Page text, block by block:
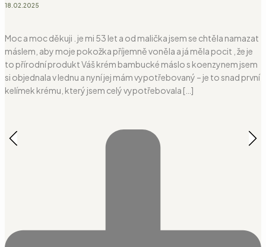
18.02.2025
Moc a moc děkuji . je mi 53 let a od malička jsem se chtěla namazat
máslem, aby moje pokožka příjemně voněla a já měla pocit , že je
to přírodní produkt Váš krém bambucké máslo s koenzynem jsem
si objednala v lednu a nyní jej mám vypotřebovaný – je to snad první
kelímek krému, který jsem celý vypotřebovala […]